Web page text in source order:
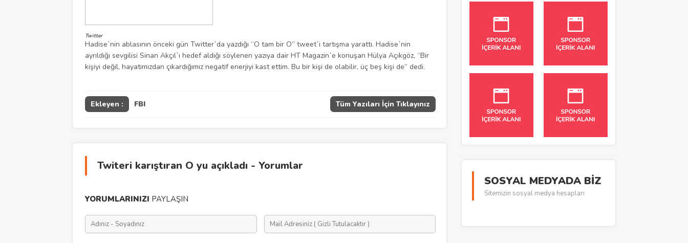
Twitter
Hadise`nin ablasının önceki gün Twitter`da yazdığı “O tam bir O” tweet`i tartışma yarattı. Hadise`nin
ayrıldığı sevgilisi Sinan Akçıl`ı hedef aldığı söylenen yazıya dair HT Magazin`e konuşan Hülya Açıkgöz, “Bir
kişiyi değil, hayatımızdan çıkardığımız negatif enerjiyi kast ettim. Bu bir kişi de olabilir, üç beş kişi de” dedi.
Ekleyen : FBI Tüm Yazıları İçin Tıklayınız
Twiteri karıştıran O yu açıkladı - Yorumlar
YORUMLARINIZI PAYLAŞIN
SOSYAL MEDYADA BİZ
Sitemizin sosyal medya hesapları